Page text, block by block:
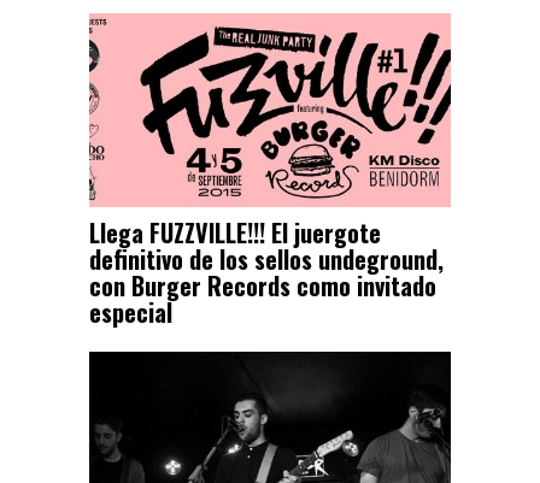
Llega FUZZVILLE!!! El juergote
definitivo de los sellos undeground,
con Burger Records como invitado
especial